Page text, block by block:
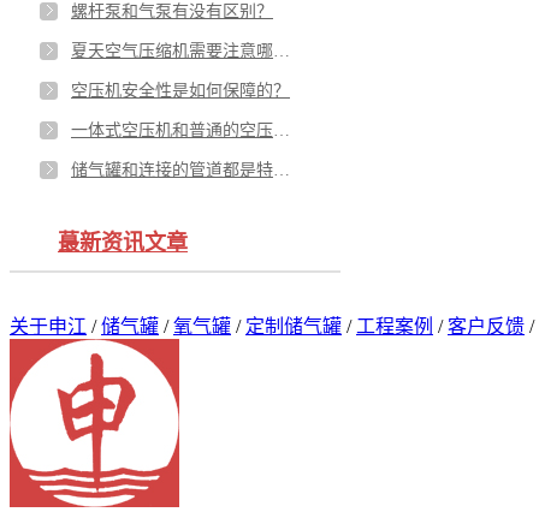
螺杆泵和气泵有没有区别？
空压机安全性是如何保障的？
蕞新资讯文章
关于申江 /储气罐 /氧气罐 / 定制储气罐 / 工程案例 /客户反馈 /